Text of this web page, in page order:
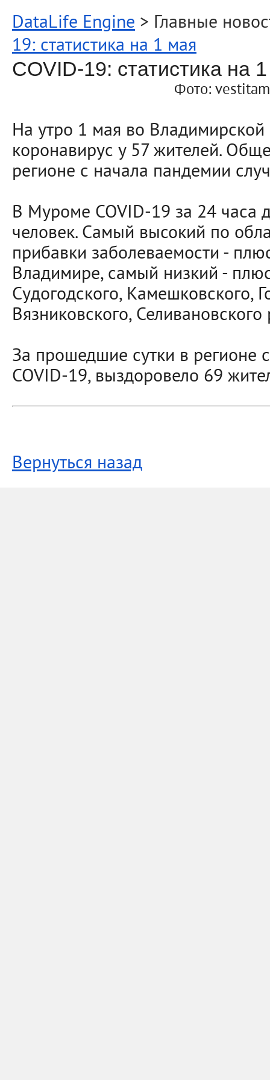
DataLife Engine > Главные
19: статистика на 1 мая
COVID-19: статистика на
Фото:
На утро 1 мая во
коронавирус у 57 жителей.
регионе с начала пандемии
В Муроме COVID-19 за 24 часа
человек. Самый высокий по
прибавки заболеваемости -
Владимире, самый низкий -
Судогодского, Камешковского,
Вязниковского,
За прошедшие сутки в регионе
COVID-19, выздоровело 69
Вернуться назад